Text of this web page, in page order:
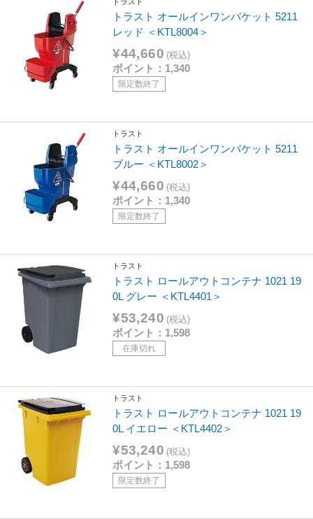
トラスト オールインワンバケット 5211
レッド ＜KTL8004＞
¥44,660 (税込)
ポイント：1,340
限定数終了
トラスト
トラスト オールインワンバケット 5211
ブルー ＜KTL8002＞
¥44,660 (税込)
ポイント：1,340
限定数終了
トラスト
トラスト ロールアウトコンテナ 1021 19
0L グレー ＜KTL4401＞
¥53,240 (税込)
ポイント：1,598
在庫切れ
トラスト
トラスト ロールアウトコンテナ 1021 19
0L イエロー ＜KTL4402＞
¥53,240 (税込)
ポイント：1,598
限定数終了